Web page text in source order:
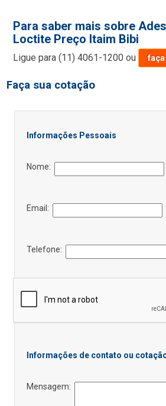
Para saber mais sobre
Loctite Preço Itaim Bibi
Ligue para(11) 4061-1200 ou
Faça sua cotação
Informações Pessoais
Nome:
Email:
Telefone:
Informações de contato ou
Mensagem: